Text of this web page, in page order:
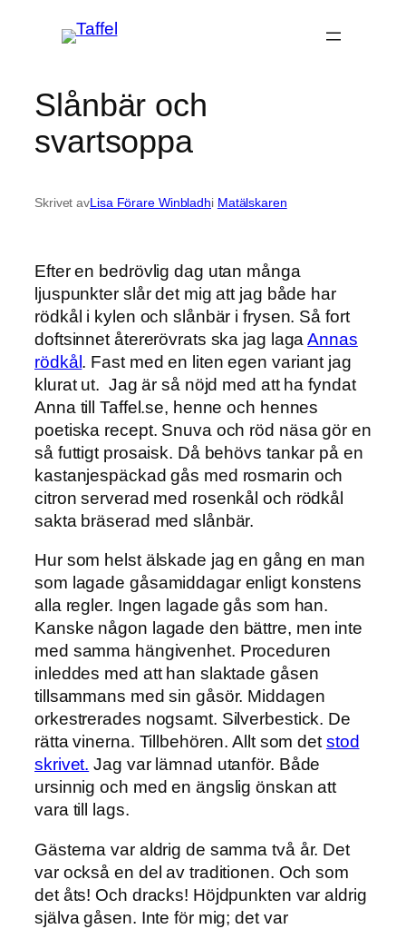
Slånbär och
svartsoppa
Skrivet avLisa Förare Winbladhi Matälskaren
Efter en bedrövlig dag utan många
ljuspunkter slår det mig att jag både har
rödkål i kylen och slånbär i frysen. Så fort
doftsinnet återerövrats ska jag lagaAnnas
rödkål . Fast med en liten egen variant jag
klurat ut. Jag är så nöjd med att ha fyndat
Anna till Taffel.se, henne och hennes
poetiska recept. Snuva och röd näsa gör en
så futtigt prosaisk. Då behövs tankar på en
kastanjespäckad gås med rosmarin och
citron serverad med rosenkål och rödkål
sakta bräserad med slånbär.
Hur som helst älskade jag en gång en man
som lagade gåsamiddagar enligt konstens
alla regler. Ingen lagade gås som han.
Kanske någon lagade den bättre, men inte
med samma hängivenhet. Proceduren
inleddes med att han slaktade gåsen
tillsammans med sin gåsör. Middagen
orkestrerades nogsamt. Silverbestick. De
rätta vinerna. Tillbehören. Allt som detstod
skrivet. Jag var lämnad utanför. Både
ursinnig och med en ängslig önskan att
vara till lags.
Gästerna var aldrig de samma två år. Det
var också en del av traditionen. Och som
det åts! Och dracks! Höjdpunkten var aldrig
själva gåsen. Inte för mig; det var